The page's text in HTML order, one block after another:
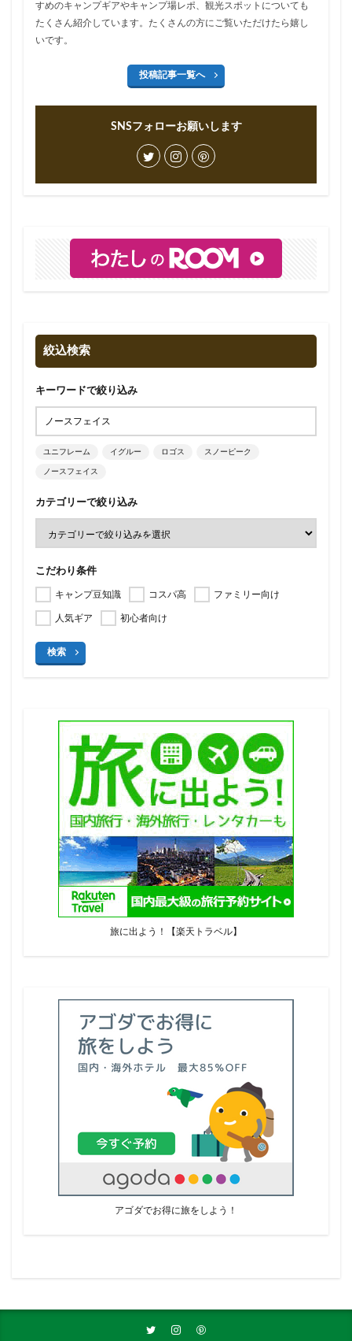
すめのキャンプギアやキャンプ場レポ、観光スポットについても
たくさん紹介しています。たくさんの方にご覧いただけたら嬉し
いです。
投稿記事一覧へ
SNSフォローお願いします
絞込検索
キーワードで絞り込み
ユニフレーム イグルー ロゴス スノーピーク
ノースフェイス
カテゴリーで絞り込み
こだわり条件
キャンプ豆知識 コスパ高 ファミリー向け
人気ギア 初心者向け
検索
旅に出よう！【楽天トラベル】
アゴダでお得に旅をしよう！